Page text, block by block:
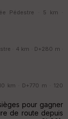
Pédestre · 5 km ·
· 4 km · D+280 m ·
km · D+770 m · 120
pour gagner
de route depuis